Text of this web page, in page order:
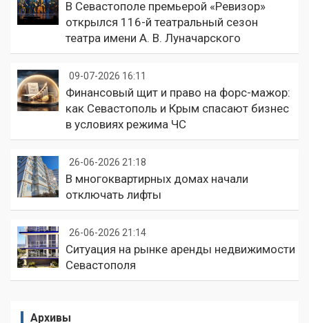
В Севастополе премьерой «Ревизор»
открылся 116-й театральный сезон
театра имени А. В. Луначарского
09-07-2026 16:11
Финансовый щит и право на форс-мажор:
как Севастополь и Крым спасают бизнес
в условиях режима ЧС
26-06-2026 21:18
В многоквартирных домах начали
отключать лифты
26-06-2026 21:14
Ситуация на рынке аренды недвижимости
Севастополя
Архивы